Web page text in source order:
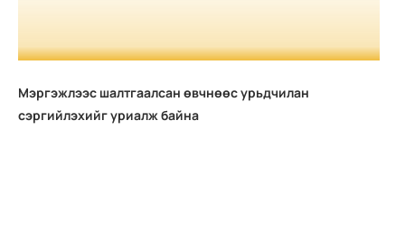
Мэргэжлээс шалтгаалсан өвчнөөс урьдчилан
сэргийлэхийг уриалж байна